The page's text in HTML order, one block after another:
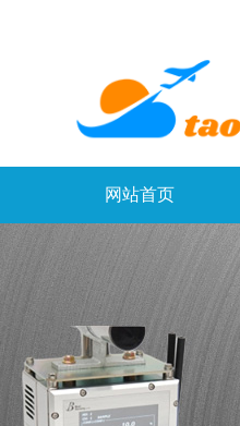
网站首页